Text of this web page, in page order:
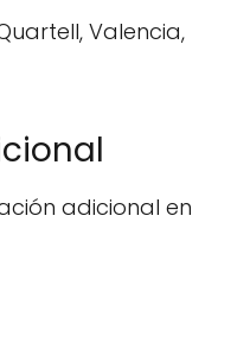
Valencia,
adicional en